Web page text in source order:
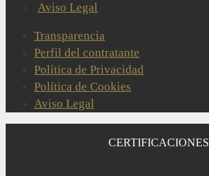
Aviso Legal
Transparencia
Perfil del contratante
Política de Privacidad
Política de Cookies
Aviso Legal
CERTIFICACIONES